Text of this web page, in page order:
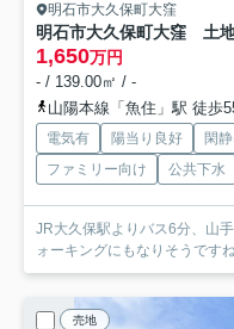
明石市大久保町大窪
明石市大久保町大窪 土
1,650万円
- / 139.00㎡ / -
山陽本線「魚住」駅 徒歩
電気有 陽当り良好 閑
ファミリー向け
公共下水
JR大久保駅よりバス6分、山
ォーキングにもなりそうです
売地